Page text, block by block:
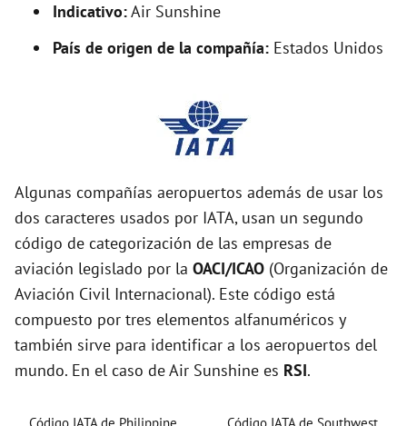
Indicativo:Air Sunshine
País de origen de la compañía: Estados Unidos
Algunas compañías aeropuertos además de usar los
dos caracteres usados por IATA, usan un segundo
código de categorización de las empresas de
aviación legislado por la OACI/ICAO (Organización de
Aviación Civil Internacional). Este código está
compuesto por tres elementos alfanuméricos y
también sirve para identificar a los aeropuertos del
mundo. En el caso de Air Sunshine es RSI.